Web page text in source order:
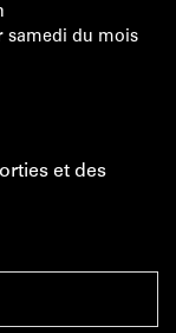
samedi du mois
et des